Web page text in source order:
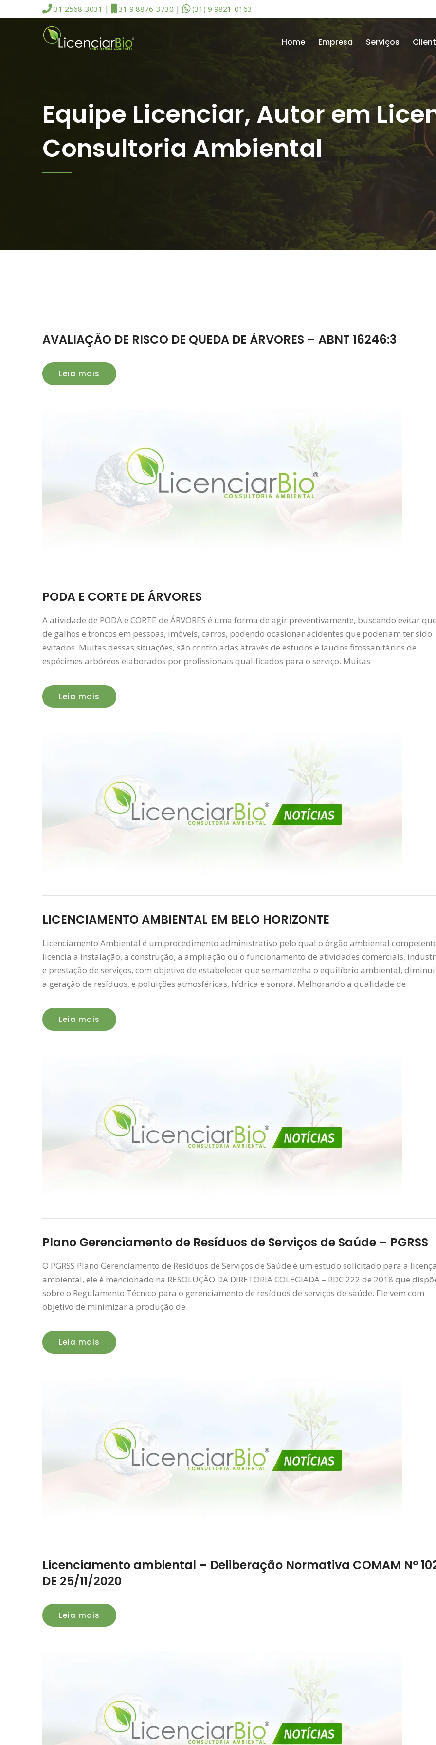
31 2568-3031 | 31 9 8876-3730 | (31) 9 9821-0163
Home Empresa Serviços
Equipe Licenciar, Autor em
Consultoria Ambiental
AVALIAÇÃO DE RISCO DE QUEDA DE ÁRVORES – ABNT 16246:3
Leia mais
PODA E CORTE DE ÁRVORES
A atividade de PODA e CORTE de ÁRVORES é uma forma de agir preventivamente, buscando evitar
de galhos e troncos em pessoas, imóveis, carros, podendo ocasionar acidentes que poderiam ter sido
evitados. Muitas dessas situações, são controladas através de estudos e laudos fitossanitários de
espécimes arbóreos elaborados por profissionais qualificados para o serviço. Muitas
Leia mais
LICENCIAMENTO AMBIENTAL EM BELO HORIZONTE
Licenciamento Ambiental é um procedimento administrativo pelo qual o órgão ambiental
licencia a instalação, a construção, a ampliação ou o funcionamento de atividades comerciais,
e prestação de serviços, com objetivo de estabelecer que se mantenha o equilíbrio ambiental,
a geração de resíduos, e poluições atmosféricas, hídrica e sonora. Melhorando a qualidade de
Leia mais
Plano Gerenciamento de Resíduos de Serviços de Saúde – PGRSS
O PGRSS Plano Gerenciamento de Resíduos de Serviços de Saúde é um estudo solicitado para a
ambiental, ele é mencionado na RESOLUÇÃO DA DIRETORIA COLEGIADA – RDC 222 de 2018 que
sobre o Regulamento Técnico para o gerenciamento de resíduos de serviços de saúde. Ele vem com
objetivo de minimizar a produção de
Leia mais
Licenciamento ambiental – Deliberação Normativa COMAM Nº
DE 25/11/2020
Leia mais